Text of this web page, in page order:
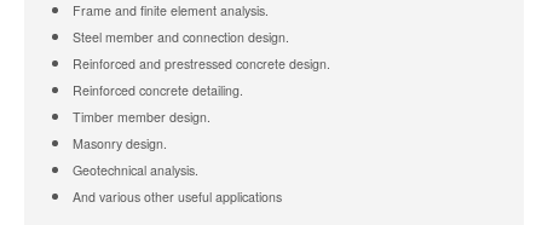
Frame and finite element analysis.
Steel member and connection design.
Reinforced and prestressed concrete design.
Reinforced concrete detailing.
Timber member design.
Masonry design.
Geotechnical analysis.
And various other useful applications